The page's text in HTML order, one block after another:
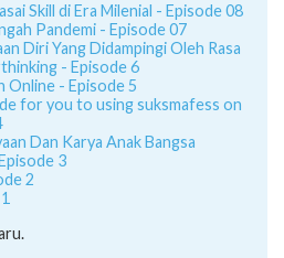
Skill di Era Milenial - Episode 08
Pandemi - Episode 07
Diri Yang Didampingi Oleh Rasa
- Episode 6
Online - Episode 5
for you to using suksmafess on
Dan Karya Anak Bangsa
3
2